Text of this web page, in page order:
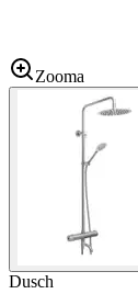
Zooma
Dusch